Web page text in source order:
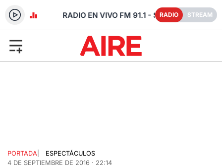
FE RADIO STREAM
PORTADA
ESPECTÁCULOS
4 DE SEPTIEMBRE DE 2016 · 22:14